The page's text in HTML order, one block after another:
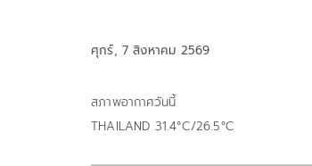
ศุกร์, 7 สิงหาคม 2569
สภาพอากาศวันนี้
THAILAND 31.4°C/26.5°C